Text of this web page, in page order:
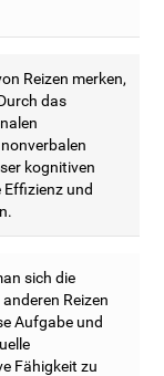
Reizen merken,
das
kognitiven
und
sich die
Reizen
Aufgabe und
Fähigkeit zu